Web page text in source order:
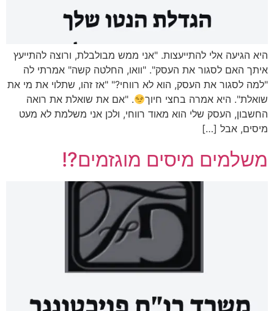
היא הגיעה אלי להתייעצות. "אני ממש מבולבלת, ורוצה להתייעץ
איתך האם לסגור את העסק". "וואו, החלטה קשה" אמרתי לה
"למה לסגור את העסק, הוא לא רווחי?" "אז זהו, שתלוי את מי את
שואלת". היא אמרה בחצי חיוך
. "אם את שואלת את רואה
החשבון, העסק שלי הוא מאוד רווחי, ולכן אני משלמת לא מעט
מיסים, אבל […]
משלמים מיסים מוגזמים?!